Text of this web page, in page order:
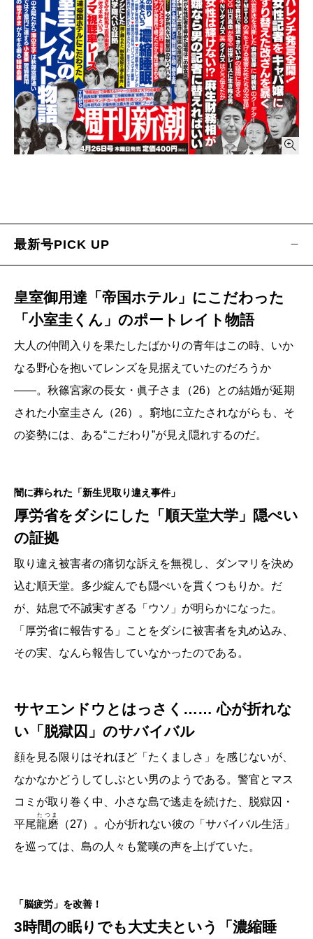
TVふうーん録／吉田 潮
十字路が見える／北方謙三
この連載はミスリードです／中川淳一郎
生き抜くヒント！／五木寛之
だんだん蜜味／壇 蜜
スジ論 わたしのルールブック／坂上 忍
国際問題 鳥の目 虫の目 魚の目／宮家邦彦
冒険ゴルフ／倉本昌弘
週刊「山猫」ツメ研ぎ通信／三浦瑠麗
科学探偵タケウチに訊く！／竹内 薫
医の中の蛙／里見清一
この素晴らしき世界／
気になる一手／
週刊鳥頭ニュース／ 佐藤 優・西原理恵子
■■■ テンポ ■■■
▼ロビー／翁長知事“膵臓腫瘍”で沖縄知事選“前倒し”攻防
▼
スポーツ ／故障者続出を逆手に 冴えるラミレス「DeNA」
▼ ビジネス／“情報流出”で身構える「Pマーク」財団は“天下りの
巣窟”
▼ マイオンリー ／ 加藤登紀子
「旅」
ノ」の“女優”価値
YO」
タウン ／竣工50周年で踏ん張る「霞が関ビル」“家賃”と“住人”
Bookwormの読書万巻／杉江松恋
▼新々句歌歳時記（嵐山光三郎・俵 万智）
▼結婚 ▼墓碑銘 ▼ガイド ▼テレビジョン
▼文殊のストレッチ ▼東京情報
■■■ 小 説 ■■■
染着／貴志祐介
血の雫／相場英雄
黒い報告書／ 内藤みか
■■■ グラビア ■■■
・野生動物こっけい生態図鑑
・優越感具現化カタログ
最新号PICK UP
皇室御用達「帝国ホテル」にこだわった
「小室圭くん」のポートレイト物語
大人の仲間入りを果たしたばかりの青年はこの時、いか
なる野心を抱いてレンズを見据えていたのだろうか
――。秋篠宮家の長女・眞子さま（26）との結婚が延期
された小室圭さん（26）。窮地に立たされながらも、そ
の姿勢には、ある“こだわり”が見え隠れするのだ。
闇に葬られた「新生児取り違え事件」
厚労省をダシにした「順天堂大学」隠ぺい
の証拠
取り違え被害者の痛切な訴えを無視し、ダンマリを決め
込む順天堂。多少綻んでも隠ぺいを貫くつもりか。だ
が、姑息で不誠実すぎる「ウソ」が明らかになった。
「厚労省に報告する」ことをダシに被害者を丸め込み、
その実、なんら報告していなかったのである。
サヤエンドウとはっさく…… 心が折れな
い「脱獄囚」のサバイバル
顔を見る限りはそれほど「たくましさ」を感じないが、
なかなかどうしてしぶとい男のようである。警官とマス
コミが取り巻く中、小さな島で逃走を続けた、脱獄囚・
平尾龍磨
たつま
（27）。心が折れない彼の「サバイバル生活」
を巡っては、島の人々も驚嘆の声を上げていた。
「脳疲労」を改善！
3時間の眠りでも大丈夫という「濃縮睡